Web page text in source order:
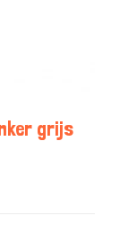
grijs